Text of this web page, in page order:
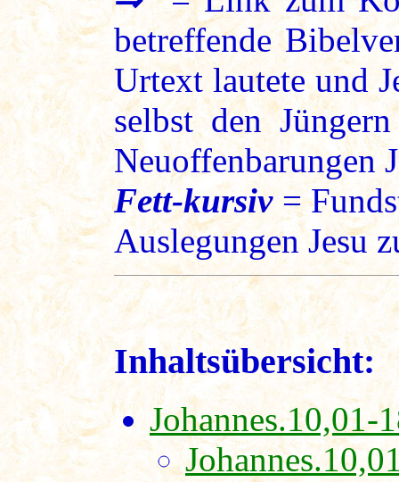
betreffende
Urtext lautete und
selbst den
Neuoffenbarungen
Fett-kursiv=
Auslegungen Jesu
Inhaltsübersicht:
Johannes.10,01-